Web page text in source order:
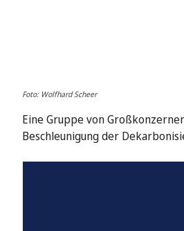
Foto: Wolfhard Scheer
Eine Gruppe von
Beschleunigung der